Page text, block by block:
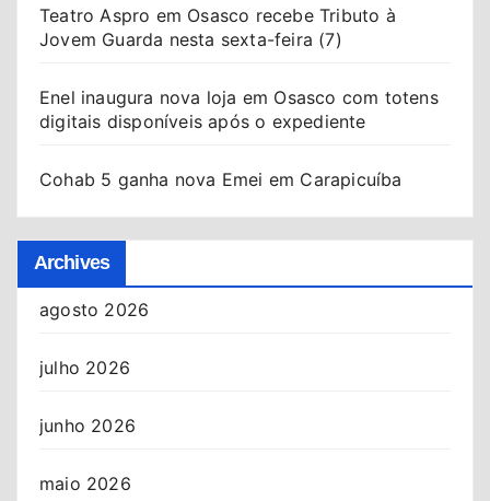
Teatro Aspro em Osasco recebe Tributo à
Jovem Guarda nesta sexta-feira (7)
Enel inaugura nova loja em Osasco com totens
digitais disponíveis após o expediente
Cohab 5 ganha nova Emei em Carapicuíba
Archives
agosto 2026
julho 2026
junho 2026
maio 2026